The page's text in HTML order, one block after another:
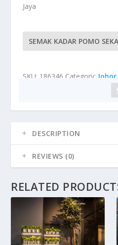
Jaya
SEMAK KADAR POMO
SKU: 186346 Category:
DESCRIPTION
REVIEWS (0)
RELATED